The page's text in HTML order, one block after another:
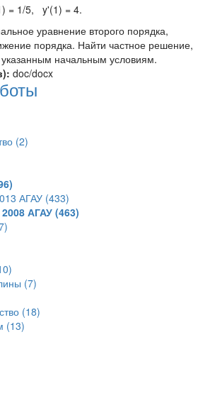
= 1/5, y'(1) = 4.
уравнение второго порядка,
порядка. Найти частное решение,
начальным условиям.
doc/docx
(2)
АГАУ (433)
АГАУ (463)
(7)
(18)
(13)